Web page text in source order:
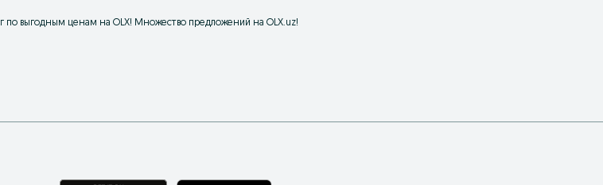
по выгодным ценам на OLX! Множество предложений на OLX.uz!